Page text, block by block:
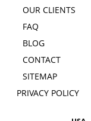
OUR CLIENTS
FAQ
BLOG
CONTACT
SITEMAP
PRIVACY POLICY